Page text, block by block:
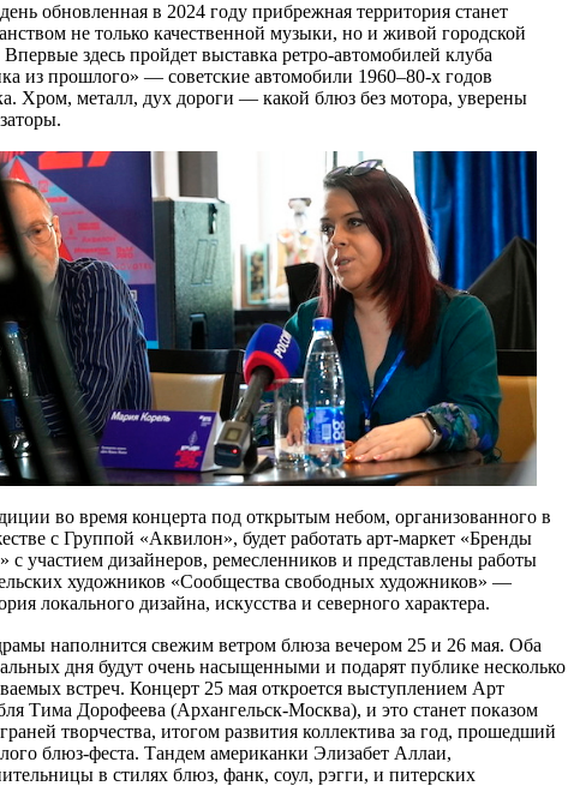
обновленная в 2024 году прибрежная территория станет
не только качественной музыки, но и живой городской
здесь пройдет выставка ретро-автомобилей клуба
из прошлого» — советские автомобили 1960–80-х годов
Хром, металл, дух дороги — какой блюз без мотора, уверены
во время концерта под открытым небом, организованного в
с Группой «Аквилон», будет работать арт-маркет «Бренды
с участием дизайнеров, ремесленников и представлены работы
художников «Сообщества свободных художников» —
локального дизайна, искусства и северного характера.
наполнится свежим ветром блюза вечером 25 и 26 мая. Оба
дня будут очень насыщенными и подарят публике несколько
встреч. Концерт 25 мая откроется выступлением Арт
Тима Дорофеева (Архангельск-Москва), и это станет показом
творчества, итогом развития коллектива за год, прошедший
блюз-феста. Тандем американки Элизабет Аллаи,
в стилях блюз, фанк, соул, рэгги, и питерских